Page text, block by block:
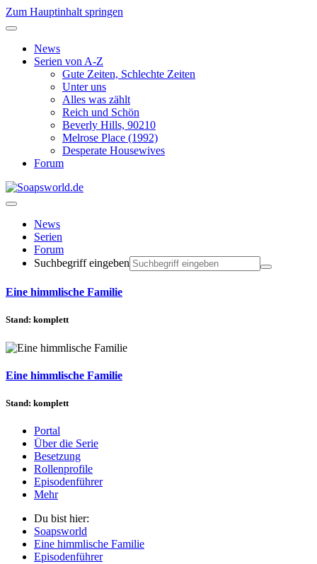
Zum Hauptinhalt springen
News
Serien von A-Z
Gute Zeiten, Schlechte Zeiten
Unter uns
Alles was zählt
Reich und Schön
Beverly Hills, 90210
Melrose Place (1992)
Desperate Housewives
Forum
News
Serien
Forum
Suchbegriff eingeben
Eine himmlische Familie
Stand: komplett
Eine himmlische Familie
Stand: komplett
Portal
Über die Serie
Besetzung
Rollenprofile
Episodenführer
Mehr
Du bist hier:
Soapsworld
Eine himmlische Familie
Episodenführer